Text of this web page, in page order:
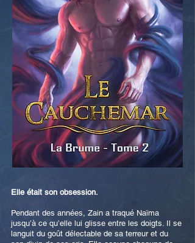
Elle était son obsession.
Pendant des années, Zain a traqué Naïma
jusqu’à ce qu’elle lui glisse entre les doigts. Il se
languit du goût délectable de sa terreur et du